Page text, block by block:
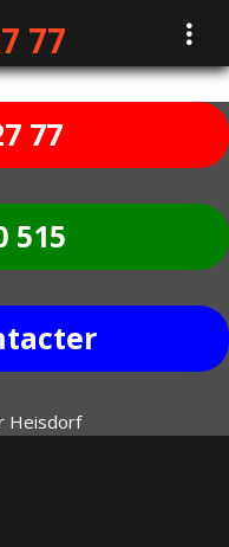
77
77
515
Heisdorf